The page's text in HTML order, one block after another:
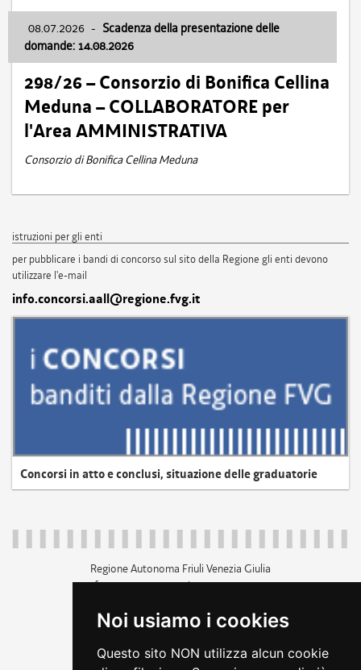
Noi usiamo i cookies
Questo sito NON utilizza alcun cookie
08.07.2026 - Scadenza della presentazione delle
domande: 14.08.2026
298/26 – Consorzio di Bonifica Cellina
Meduna – COLLABORATORE per
l'Area AMMINISTRATIVA
Consorzio di Bonifica Cellina Meduna
istruzioni per gli enti
per pubblicare i bandi di concorso sul sito della Regione gli enti devono
utilizzare l'e-mail
info.concorsi.aall@regione.fvg.it
Concorsi in atto e conclusi, situazione delle graduatorie
Regione Autonoma Friuli Venezia Giulia
c.f. 80014930327; p.iva 00526040324
+39 040 3771111